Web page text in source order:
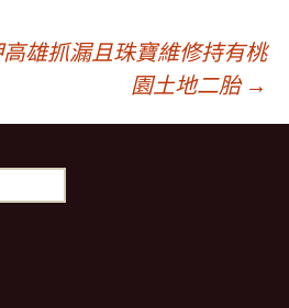
雄抓漏且珠寶維修持有桃
園土地二胎 →